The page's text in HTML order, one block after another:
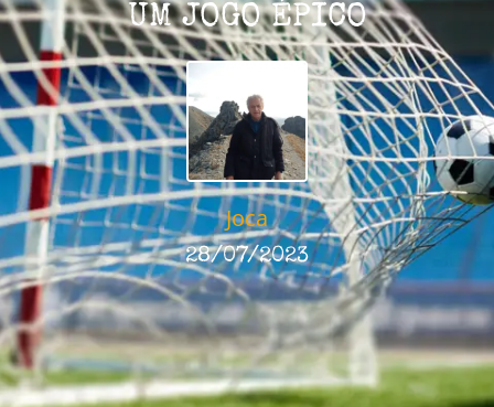
UM JOGO ÉPICO
Joca
28/07/2023